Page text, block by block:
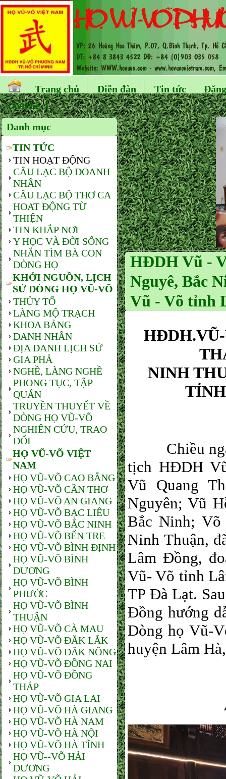
Trang chủ Diễn đàn Tin tức
Liên hệ
Danh mục
TIN TỨC
TIN HOẠT ĐỘNG
CÂU LẠC BỘ DOANH
NHÂN
CÂU LẠC BỘ THƠ CA
HOAT ĐỘNG TỪ
THIỆN
TIN KHẮP NƠI
Y HỌC VÀ ĐỜI SỐNG
NHẮN TÌM BÀ CON
DÒNG HỌ
KHỞI NGUỒN, LỊCH
SỬ DÒNG HỌ VŨ-VÕ
THỦY TỔ
LÀNG MỘ TRẠCH
KHOA BẢNG
DANH NHÂN
ĐỊA DANH LỊCH SỬ
GIA PHẢ
NGHỀ, LÀNG NGHỀ
PHONG TỤC, TẬP
QUÁN
TRUYỀN THUYẾT VỀ
DÒNG HỌ VŨ-VÕ
NGHIÊN CỨU, TRAO
ĐỔI
HỌ VŨ-VÕ VIỆT
NAM
HỌ VŨ-VÕ CAO BẰNG
HỌ VŨ-VÕ CẦN THƠ
HỌ VŨ-VÕ AN GIANG
HỌ VŨ-VÕ BẠC LIÊU
HỌ VŨ-VÕ BẮC NINH
HỌ VŨ-VÕ BẾN TRE
HỌ VŨ-VÕ BÌNH ĐỊNH
HỌ VŨ-VÕ BÌNH
DƯƠNG
HỌ VŨ-VÕ BÌNH
PHƯỚC
HỌ VŨ-VÕ BÌNH
THUẬN
HỌ VŨ-VÕ CÀ MAU
HỌ VŨ-VÕ ĐĂK LẮK
HỌ VŨ-VÕ ĐĂK NÔNG
HỌ VŨ-VÕ ĐỒNG NAI
HỌ VŨ-VÕ ĐỒNG
THÁP
HỌ VŨ-VÕ GIA LAI
HỌ VŨ-VÕ HÀ GIANG
HỌ VŨ-VÕ HÀ NAM
HỌ VŨ-VÕ HÀ NỘI
HỌ VŨ-VÕ HÀ TĨNH
HỌ VŨ--VÕ HẢI
DƯƠNG
HĐDH Vũ -
Nguyê, Bắc
Vũ - Võ tỉnh
NINH
Chiều ngày
tịch HĐDH
Vũ Quang
Nguyên; Vũ
Bắc Ninh;
Ninh Thuận,
Lâm Đồng,
Vũ- Võ tỉnh
TP Đà Lạt.
Đồng hướng
Dòng họ Vũ-
huyện Lâm